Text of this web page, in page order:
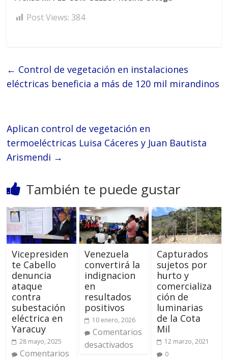
Post Views: 384
← Control de vegetación en instalaciones
eléctricas beneficia a más de 120 mil mirandinos
Aplican control de vegetación en
termoeléctricas Luisa Cáceres y Juan Bautista
Arismendi →
También te puede gustar
Vicepresiden
te Cabello
denuncia
ataque
contra
subestación
eléctrica en
Yaracuy
28 mayo, 2025
Comentarios
Venezuela
convertirá la
indignacion
en
resultados
positivos
10 enero, 2026
Comentarios
desactivados
Capturados
sujetos por
hurto y
comercializa
ción de
luminarias
de la Cota
Mil
12 marzo, 2021
0